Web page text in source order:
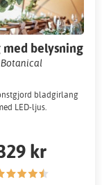
belysning
Botanical
bladgirlang
LED-ljus.
kr